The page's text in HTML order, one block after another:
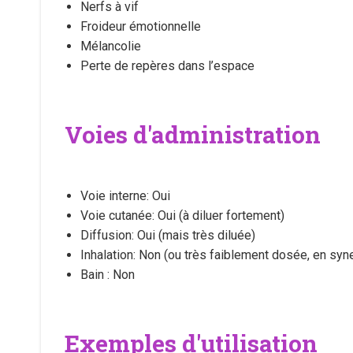
Nerfs à vif
Froideur émotionnelle
Mélancolie
Perte de repères dans l’espace
Voies d'administration
Voie interne: Oui
Voie cutanée: Oui (à diluer fortement)
Diffusion: Oui (mais très diluée)
Inhalation: Non (ou très faiblement dosée, en
Bain : Non
Exemples d'utilisation